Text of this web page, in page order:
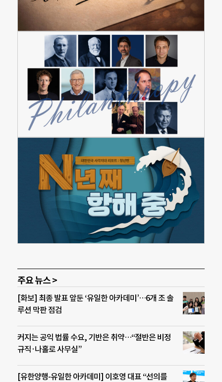
주요 뉴스 >
[화보] 최종 발표 앞둔 ‘유일한 아카데미’…6개 조 솔
루션 막판 점검
커지는 공익 법률 수요, 기반은 취약…“절반은 비정
규직·나홀로 사무실”
[유한양행-유일한 아카데미] 이호영 대표 “선의를